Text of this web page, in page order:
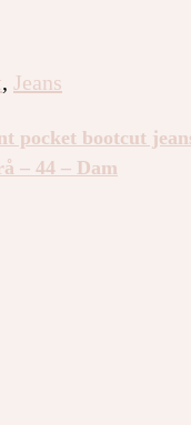
, Jeans
pocket bootcut
– 44 – Dam